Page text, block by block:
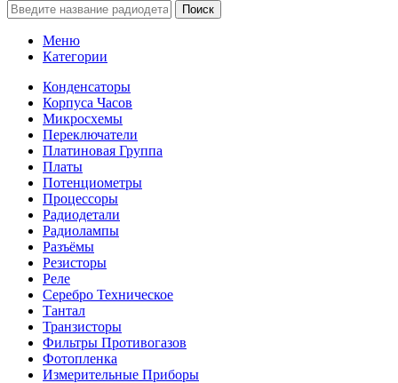
Поиск
Меню
Категории
Конденсаторы
Корпуса Часов
Микросхемы
Переключатели
Платиновая Группа
Платы
Потенциометры
Процессоры
Радиодетали
Радиолампы
Разъёмы
Резисторы
Реле
Серебро Техническое
Тантал
Транзисторы
Фильтры Противогазов
Фотопленка
Измерительные Приборы